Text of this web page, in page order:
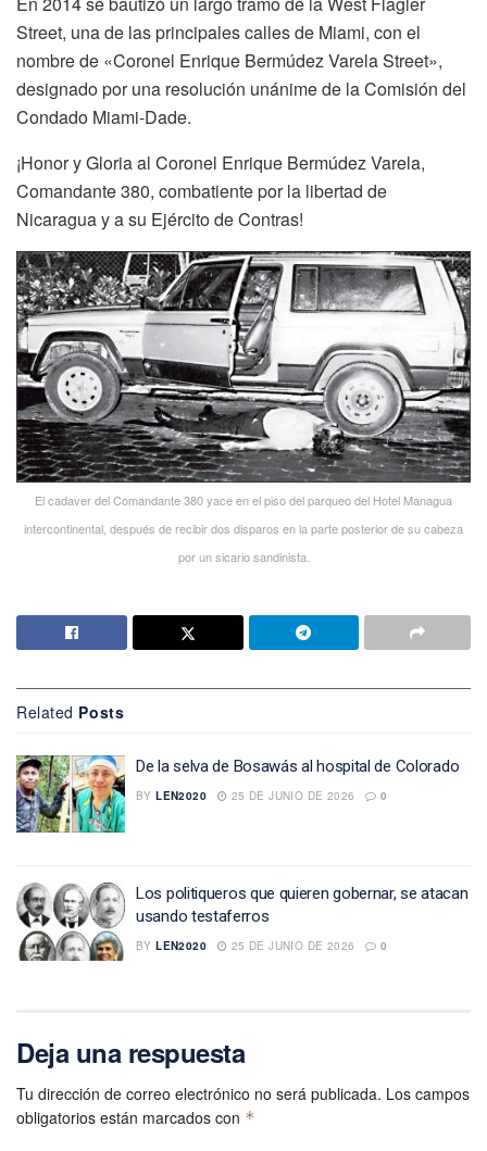
Street, una de las principales calles de Miami, con el
nombre de «Coronel Enrique Bermúdez Varela Street»,
designado por una resolución unánime de la Comisión del
Condado Miami-Dade.
¡Honor y Gloria al Coronel Enrique Bermúdez Varela,
Comandante 380, combatiente por la libertad de
Nicaragua y a su Ejército de Contras!
El cadaver del Comandante 380 yace en el piso del parqueo del Hotel Managua
intercontinental, después de recibir dos disparos en la parte posterior de su cabeza
por un sicario sandinista.
Related Posts
De la selva de Bosawás al hospital de Colorado
BY LEN2020 25 DE JUNIO DE 2026 0
Los politiqueros que quieren gobernar, se atacan
usando testaferros
BY LEN2020 25 DE JUNIO DE 2026 0
Deja una respuesta
Tu dirección de correo electrónico no será publicada. Los campos
obligatorios están marcados con *